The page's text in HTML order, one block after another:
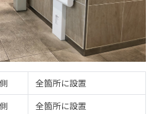
全箇所に設置
全箇所に設置